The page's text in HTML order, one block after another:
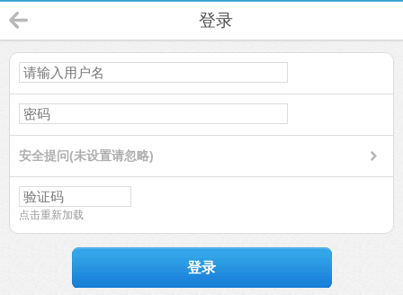
登录
安全提问(未设置请忽略)
点击重新加载
登录